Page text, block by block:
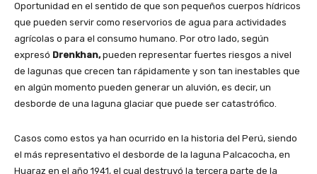
Oportunidad en el sentido de que son pequeños cuerpos hídricos
que pueden servir como reservorios de agua para actividades
agrícolas o para el consumo humano. Por otro lado, según
expresó Drenkhan,pueden representar fuertes riesgos a nivel
de lagunas que crecen tan rápidamente y son tan inestables que
en algún momento pueden generar un aluvión, es decir, un
desborde de una laguna glaciar que puede ser catastrófico.
Casos como estos ya han ocurrido en la historia del Perú, siendo
el más representativo el desborde de la laguna Palcacocha, en
Huaraz en el año 1941, el cual destruyó la tercera parte de la